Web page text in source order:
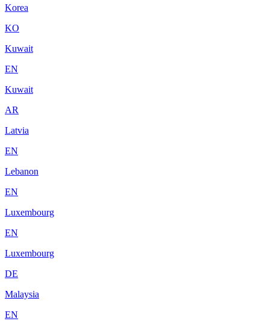
Korea
KO
Kuwait
EN
Kuwait
AR
Latvia
EN
Lebanon
EN
Luxembourg
EN
Luxembourg
DE
Malaysia
EN